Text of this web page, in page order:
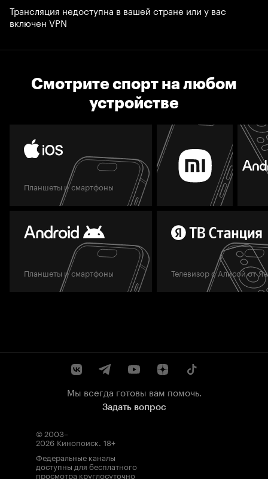
Трансляция недоступна в вашей стране или у вас
включен VPN
Смотрите спорт на любом
устройстве
Планшеты и смартфоны
Планшеты и смартфоны Телевизор с Алисой от
Мы всегда готовы вам помочь.
Задать вопрос
© 2003–
2026 Кинопоиск. 18+
Федеральные каналы
доступны для бесплатного
просмотра круглосуточно